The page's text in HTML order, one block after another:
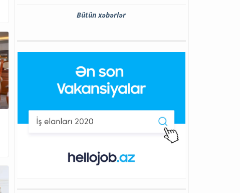
Bütün xəbərlər